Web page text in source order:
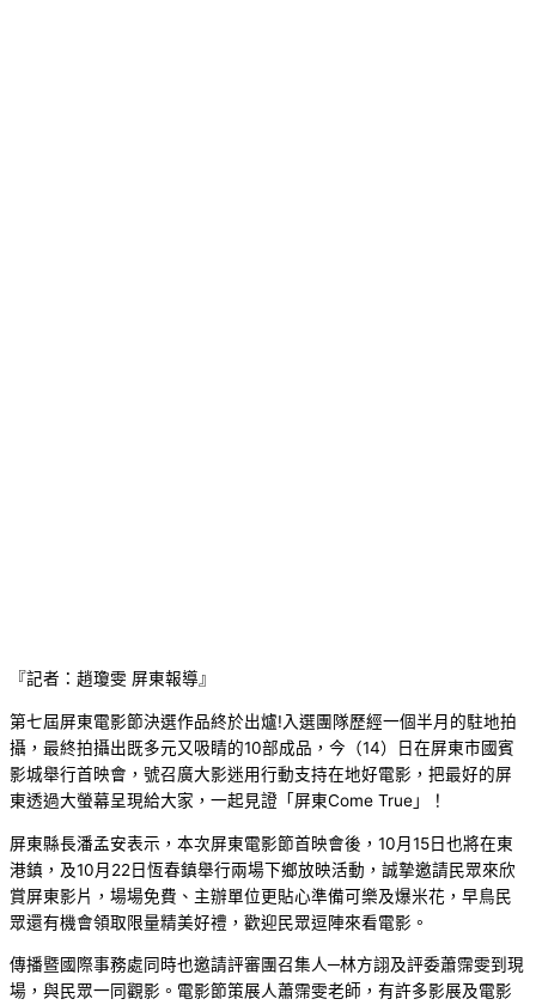
『記者：趙瓊雯 屏東報導』
第七屆屏東電影節決選作品終於出爐!入選團隊歷經一個半月的駐地拍
攝，最終拍攝出既多元又吸睛的10部成品，今（14）日在屏東市國賓
影城舉行首映會，號召廣大影迷用行動支持在地好電影，把最好的屏
東透過大螢幕呈現給大家，一起見證「屏東Come True」！
屏東縣長潘孟安表示，本次屏東電影節首映會後，10月15日也將在東
港鎮，及10月22日恆春鎮舉行兩場下鄉放映活動，誠摯邀請民眾來欣
賞屏東影片，場場免費、主辦單位更貼心準備可樂及爆米花，早鳥民
眾還有機會領取限量精美好禮，歡迎民眾逗陣來看電影。
傳播暨國際事務處同時也邀請評審團召集人─林方詡及評委蕭霈雯到現
場，與民眾一同觀影。電影節策展人蕭霈雯老師，有許多影展及電影